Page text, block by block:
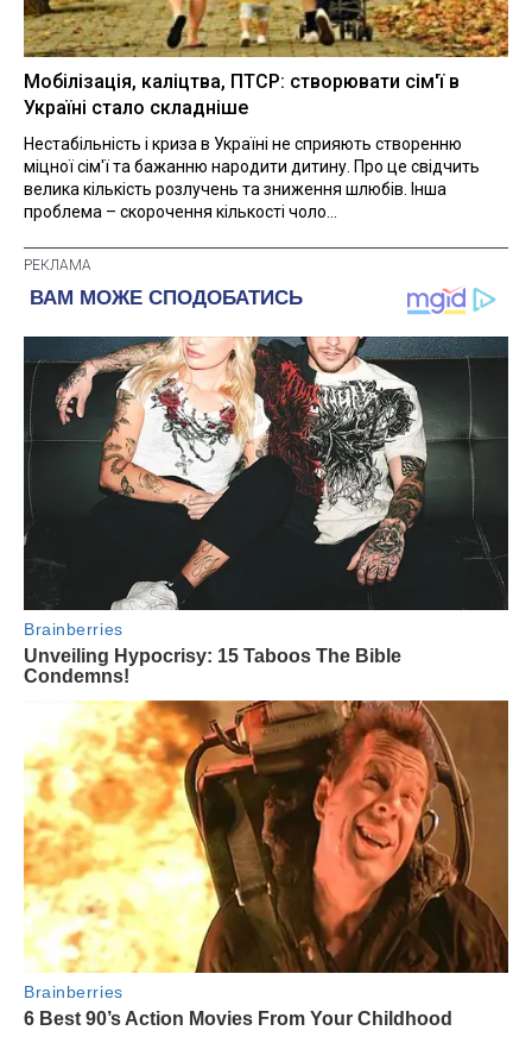
Мобілізація, каліцтва, ПТСР: створювати сім'ї в
Україні стало складніше
Нестабільність і криза в Україні не сприяють створенню
міцної сім'ї та бажанню народити дитину. Про це свідчить
велика кількість розлучень та зниження шлюбів. Інша
проблема – скорочення кількості чоло...